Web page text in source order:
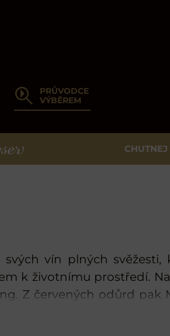
PRŮVODCE
VÝBĚREM
vín plných svěžesti,
k životnímu prostředí.
Z červených odůrd pak